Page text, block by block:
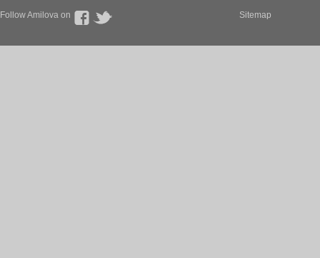
Follow Amilova on Sitemap